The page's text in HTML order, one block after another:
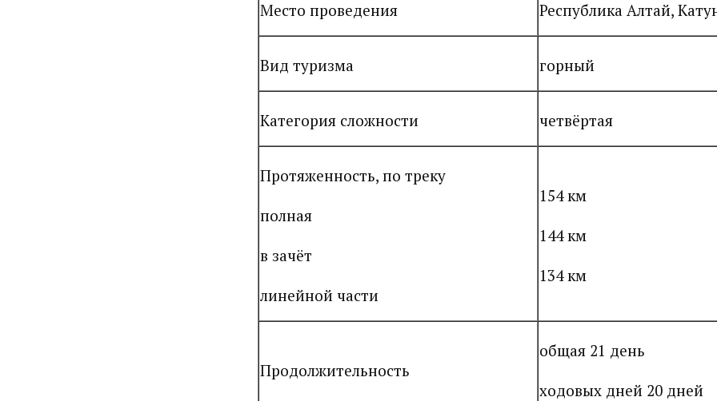
Место проведения Республика Алтай,
Вид туризма горный
Категория сложности четвёртая
Протяженность, по треку
полная
в зачёт
линейной части
154 км
144 км
134 км
Продолжительность
общая 21 день
ходовых дней 20 дней